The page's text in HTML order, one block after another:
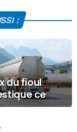
:
du fioul
ce
24